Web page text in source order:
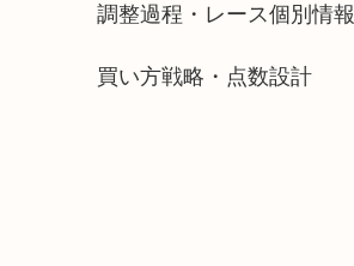
調整過程・レース個別情報
買い方戦略・点数設計